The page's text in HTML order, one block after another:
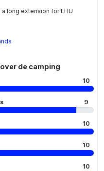
long extension for EHU
de camping
10
9
10
10
10